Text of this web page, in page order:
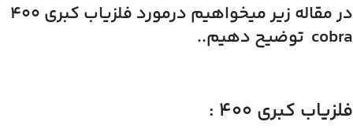
در مقاله زیر میخواهیم درمورد فلزیاب کبری ۴۰۰
cobra توضیح دهیم..
فلزیاب کبری ۴۰۰ :